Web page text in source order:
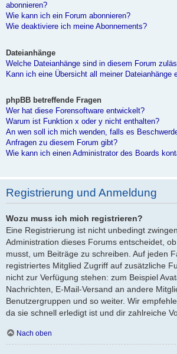
abonnieren?
Wie kann ich ein Forum abonnieren?
Wie deaktiviere ich meine Abonnements?
Dateianhänge
Welche Dateianhänge sind in diesem Forum
Kann ich eine Übersicht all meiner Dateianhänge
phpBB betreffende Fragen
Wer hat diese Forensoftware entwickelt?
Warum ist Funktion x oder y nicht enthalten?
An wen soll ich mich wenden, falls es
Anfragen zu diesem Forum gibt?
Wie kann ich einen Administrator des Boards
Registrierung und Anmeldung
Wozu muss ich mich registrieren?
Eine Registrierung ist nicht unbedingt
Administration dieses Forums entscheidet,
musst, um Beiträge zu schreiben. Auf jeden
registriertes Mitglied Zugriff auf zusätzliche
nicht zur Verfügung stehen: zum Beispiel
Nachrichten, E-Mail-Versand an andere
Benutzergruppen und so weiter. Wir
da sie schnell erledigt ist und dir zahlreiche
Nach oben